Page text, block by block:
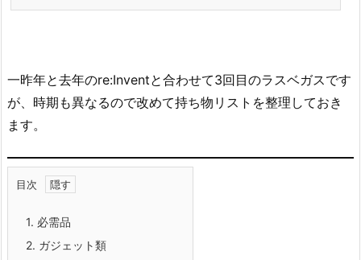
一昨年と去年のre:Inventと合わせて3回目のラスベガスです
が、時期も異なるので改めて持ち物リストを整理しておき
ます。
目次
1. 必需品
2. ガジェット類